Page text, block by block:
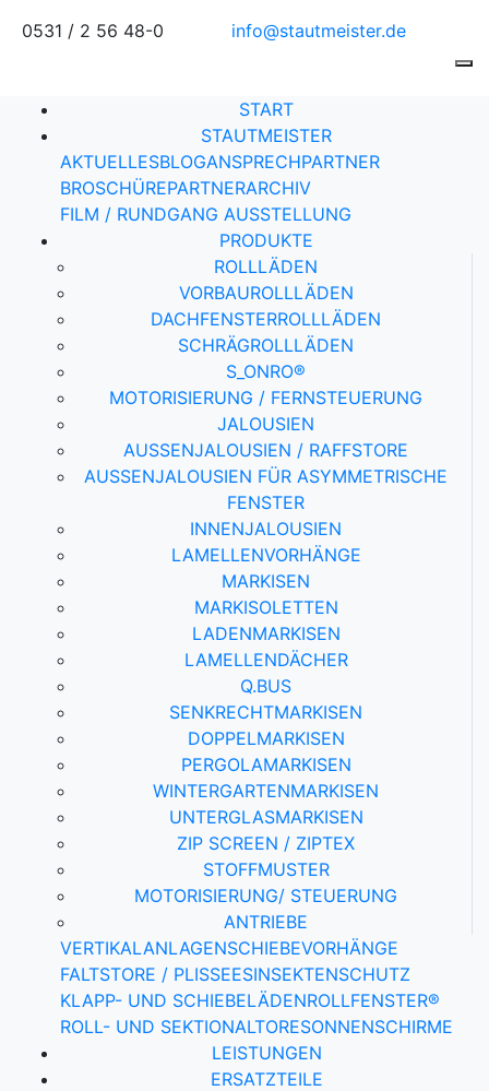
0531 / 2 56 48-0 info@stautmeister.de
START
STAUTMEISTER
AKTUELLESBLOGANSPRECHPARTNER
BROSCHÜREPARTNERARCHIV
FILM / RUNDGANG AUSSTELLUNG
PRODUKTE
ROLLLÄDEN
VORBAUROLLLÄDEN
DACHFENSTERROLLLÄDEN
SCHRÄGROLLLÄDEN
S_ONRO®
MOTORISIERUNG / FERNSTEUERUNG
JALOUSIEN
AUSSENJALOUSIEN / RAFFSTORE
AUSSENJALOUSIEN FÜR ASYMMETRISCHE F
ENSTER
INNENJALOUSIEN
LAMELLENVORHÄNGE
MARKISEN
MARKISOLETTEN
LADENMARKISEN
LAMELLENDÄCHER
Q.BUS
SENKRECHTMARKISEN
DOPPELMARKISEN
PERGOLAMARKISEN
WINTERGARTENMARKISEN
UNTERGLASMARKISEN
ZIP SCREEN / ZIPTEX
STOFFMUSTER
MOTORISIERUNG/ STEUERUNG
ANTRIEBE
VERTIKALANLAGENSCHIEBEVORHÄNGE
FALTSTORE / PLISSEESINSEKTENSCHUTZ
KLAPP- UND SCHIEBELÄDENROLLFENSTER®
ROLL- UND SEKTIONALTORESONNENSCHIRME
LEISTUNGEN
ERSATZTEILE